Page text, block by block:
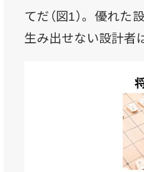
てだ（図1）。優れ
生み出せない設計者